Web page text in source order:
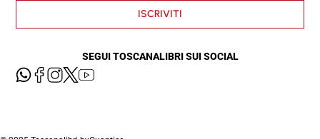
ISCRIVITI
SEGUI TOSCANALIBRI SUI SOCIAL